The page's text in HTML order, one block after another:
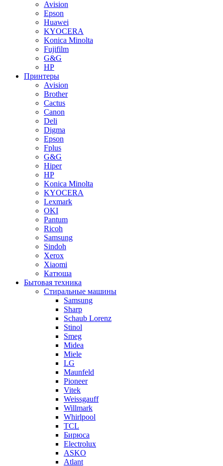
Avision
Epson
Huawei
KYOCERA
Konica Minolta
Fujifilm
G&G
HP
Принтеры
Avision
Brother
Cactus
Canon
Deli
Digma
Epson
Fplus
G&G
Hiper
HP
Konica Minolta
KYOCERA
Lexmark
OKI
Pantum
Ricoh
Samsung
Sindoh
Xerox
Xiaomi
Катюша
Бытовая техника
Стиральные машины
Samsung
Sharp
Schaub Lorenz
Stinol
Smeg
Midea
Miele
LG
Maunfeld
Pioneer
Vitek
Weissgauff
Willmark
Whirlpool
TCL
Бирюса
Electrolux
ASKO
Atlant